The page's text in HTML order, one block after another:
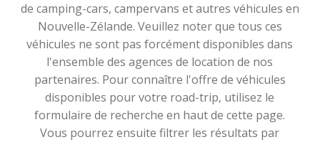
de camping-cars, campervans et autres véhicules en
Nouvelle-Zélande. Veuillez noter que tous ces
véhicules ne sont pas forcément disponibles dans
l'ensemble des agences de location de nos
partenaires. Pour connaître l'offre de véhicules
disponibles pour votre road-trip, utilisez le
formulaire de recherche en haut de cette page.
Vous pourrez ensuite filtrer les résultats par